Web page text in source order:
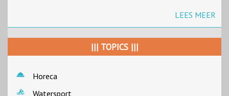
LEES MEER
||| TOPICS |||
Horeca
Watersport